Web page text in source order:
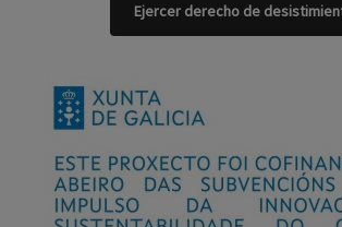
Ejercer derecho de